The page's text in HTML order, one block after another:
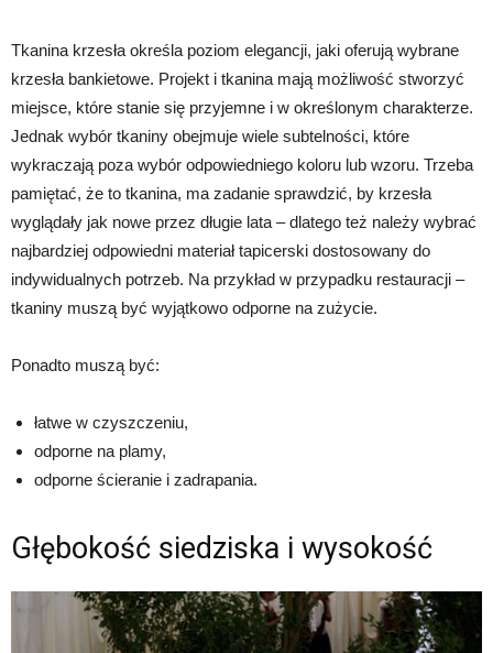
Tkanina krzesła określa poziom elegancji, jaki oferują wybrane
krzesła bankietowe. Projekt i tkanina mają możliwość stworzyć
miejsce, które stanie się przyjemne i w określonym charakterze.
Jednak wybór tkaniny obejmuje wiele subtelności, które
wykraczają poza wybór odpowiedniego koloru lub wzoru. Trzeba
pamiętać, że to tkanina, ma zadanie sprawdzić, by krzesła
wyglądały jak nowe przez długie lata – dlatego też należy wybrać
najbardziej odpowiedni materiał tapicerski dostosowany do
indywidualnych potrzeb. Na przykład w przypadku restauracji –
tkaniny muszą być wyjątkowo odporne na zużycie.
Ponadto muszą być:
łatwe w czyszczeniu,
odporne na plamy,
odporne ścieranie i zadrapania.
Głębokość siedziska i wysokość